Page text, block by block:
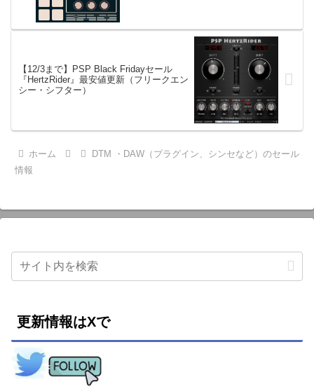
【12/3まで】PSP Black Fridayセール
『HertzRider』最安値更新（フリークエン
シー・シフター）
ホーム
DTM ・DAW（プラグイン、シンセなど）のセール
情報
更新情報はXで